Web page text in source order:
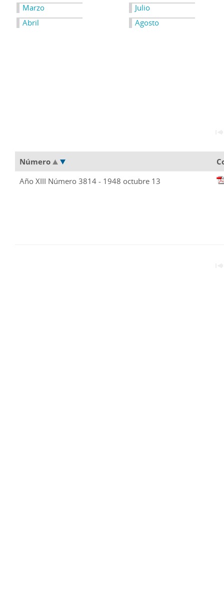
Marzo
Abril
Julio
Agosto
Número
Año XIII Número 3814 - 1948 octubre 13